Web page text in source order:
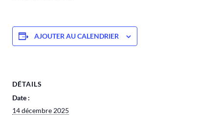
AJOUTER AU CALENDRIER
DÉTAILS
Date :
14 décembre 2025